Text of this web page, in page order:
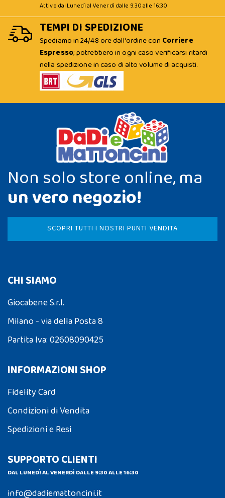
Attivo dal Lunedì al Venerdì dalle 9:30 alle 16:30
TEMPI DI SPEDIZIONE
Spediamo in 24/48 ore dall'ordine con Corriere
Espresso; potrebbero in ogni caso verificarsi ritardi
nella spedizione in caso di alto volume di acquisti.
Non solo store online, ma
un vero negozio!
SCOPRI TUTTI I NOSTRI PUNTI VENDITA
CHI SIAMO
Giocabene S.r.l.
Milano - via della Posta 8
Partita Iva: 02608090425
INFORMAZIONI SHOP
Fidelity Card
Condizioni di Vendita
Spedizioni e Resi
SUPPORTO CLIENTI
DAL LUNEDÌ AL VENERDÌ DALLE 9:30 ALLE 16:30
info@dadiemattoncini.it